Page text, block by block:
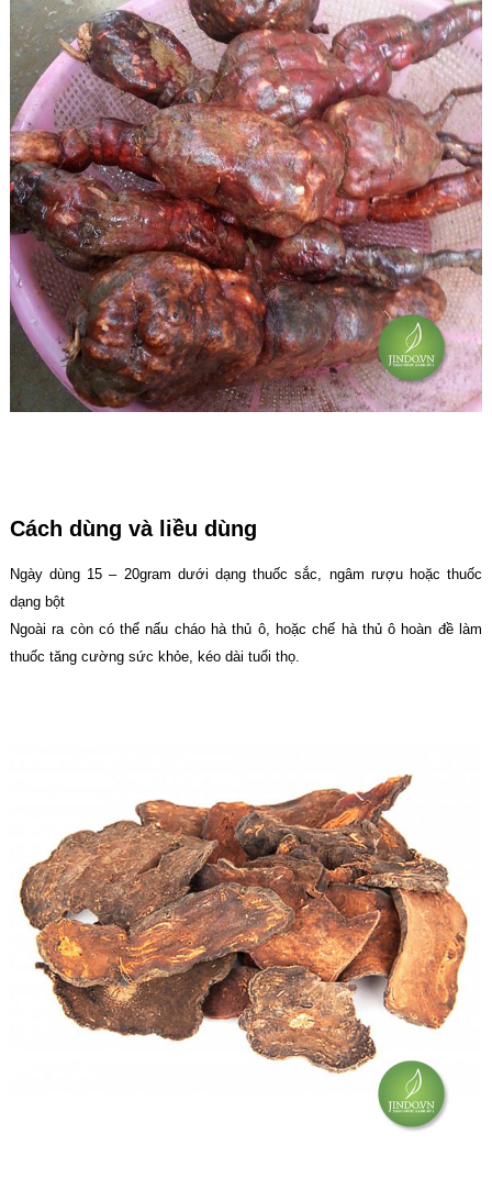
Cách dùng và liều dùng
Ngày dùng 15 – 20gram dưới dạng thuốc sắc, ngâm rượu hoặc thuốc
dạng bột
Ngoài ra còn có thể nấu cháo hà thủ ô, hoặc chế hà thủ ô hoàn đề làm
thuốc tăng cường sức khỏe, kéo dài tuổi thọ.